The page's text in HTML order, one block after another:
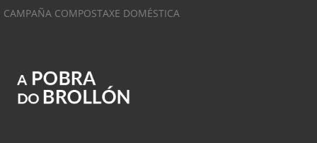
CAMPAÑA COMPOSTAXE DOMÉSTICA